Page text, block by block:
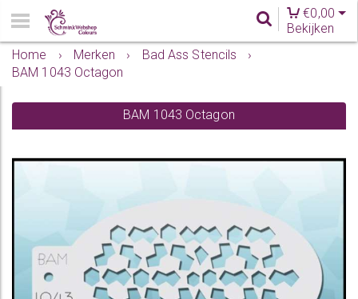
€0,00
Bekijken
Home
› Merken › Bad Ass Stencils
›
BAM 1043 Octagon
BAM 1043 Octagon